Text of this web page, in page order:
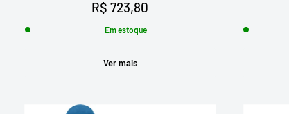
Preço
promocional
R$ 723,80
Em estoque
Ver mais